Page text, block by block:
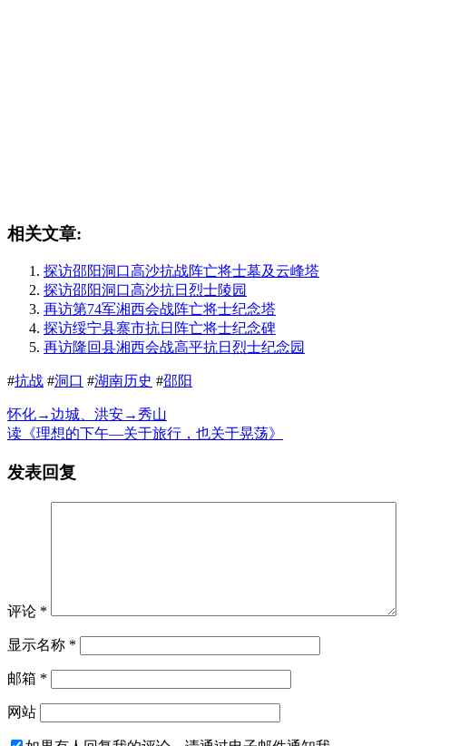
相关文章:
探访邵阳洞口高沙抗战阵亡将士墓及云峰塔
探访邵阳洞口高沙抗日烈士陵园
再访第74军湘西会战阵亡将士纪念塔
探访绥宁县寨市抗日阵亡将士纪念碑
再访隆回县湘西会战高平抗日烈士纪念园
#抗战 #洞口 #湖南历史 #邵阳
怀化→边城、洪安→秀山
读《理想的下午—关于旅行，也关于晃荡》
发表回复
评论 *
显示名称 *
邮箱 *
网站